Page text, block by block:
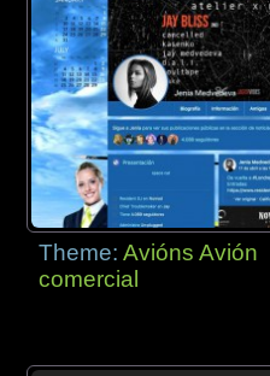
Theme:Avións Avión
comercial